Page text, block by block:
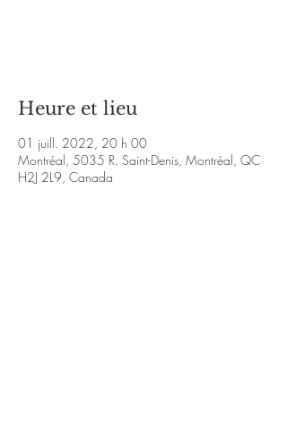
Heure et lieu
01 juill. 2022, 20 h 00
Montréal, 5035 R. Saint-Denis, Montréal, QC
H2J 2L9, Canada